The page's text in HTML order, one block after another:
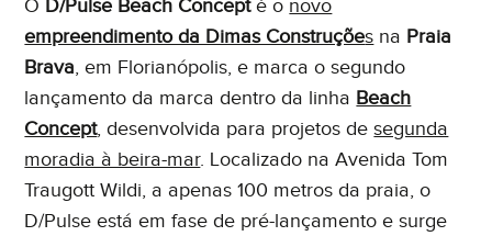
Eu concordo em receber comunicações. Ao informar
meus dados, eu concordo com aPolítica de Privacidade
eTermos de Uso .
O D/Pulse Beach Concepté o novo
empreendimento da Dimas Construções na Praia
Brava, em Florianópolis, e marca o segundo
lançamento da marca dentro da linha Beach
Concept, desenvolvida para projetos desegunda
moradia à beira-mar. Localizado na Avenida Tom
Traugott Wildi, a apenas 100 metros da praia, o
D/Pulse está em fase de pré-lançamento e surge